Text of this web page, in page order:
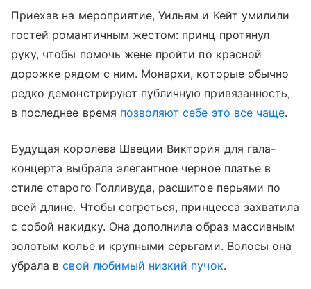
Приехав на мероприятие, Уильям и Кейт умилили
гостей романтичным жестом: принц протянул
руку, чтобы помочь жене пройти по красной
дорожке рядом с ним. Монархи, которые обычно
редко демонстрируют публичную привязанность,
в последнее время позволяют себе это все чаще.
Будущая королева Швеции Виктория для гала-
концерта выбрала элегантное черное платье в
стиле старого Голливуда, расшитое перьями по
всей длине. Чтобы согреться, принцесса захватила
с собой накидку. Она дополнила образ массивным
золотым колье и крупными серьгами. Волосы она
убрала всвой любимый низкий пучок.